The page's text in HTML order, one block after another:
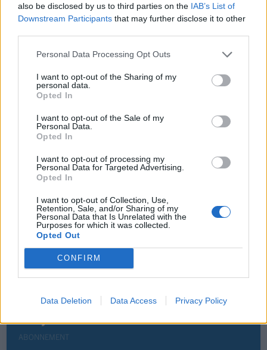
also be disclosed by us to third parties on the IAB’s List of
Downstream Participants that may further disclose it to other
Personal Data Processing Opt Outs
I want to opt-out of the Sharing of my
personal data.
Opted In
I want to opt-out of the Sale of my
Personal Data.
Opted In
I want to opt-out of processing my
Personal Data for Targeted Advertising.
Opted In
I want to opt-out of Collection, Use,
Retention, Sale, and/or Sharing of my
Personal Data that Is Unrelated with the
Purposes for which it was collected.
Opted Out
CONFIRM
Data Deletion Data Access Privacy Policy
Nokon må sove dårleg om natta
ABONNEMENT
– Jeg liker folk som har det kjekt og skryter og er
ABONNEMENT